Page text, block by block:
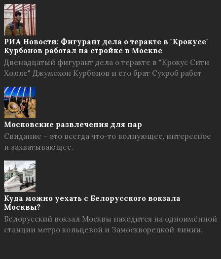
РИА Новости: Фигурант дела о теракте в "Крокусе"
Курбонов работал на стройке в Москве
Двенадцатый фигурант дела о теракте в "Крокус Сити
Холле" Джумохон Курбонов и его брат Сухроб работ
Московские развлечения для пар
Свидание – это всегда что-то волнующее, интересное
и захватывающее.
Куда можно уехать с Белорусского вокзала
Москвы?
Белорусский вокзал Москвы находится на одноимённой
станции метро кольцевой и Замоскворецкой линии.